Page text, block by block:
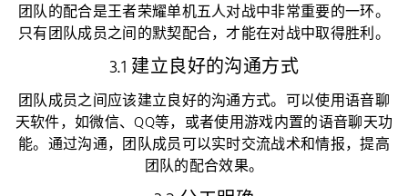
团队的配合是王者荣耀单机五人对战中非常重要的一环。
只有团队成员之间的默契配合，才能在对战中取得胜利。
3.1 建立良好的沟通方式
团队成员之间应该建立良好的沟通方式。可以使用语音聊
天软件，如微信、QQ等，或者使用游戏内置的语音聊天功
能。通过沟通，团队成员可以实时交流战术和情报，提高
团队的配合效果。